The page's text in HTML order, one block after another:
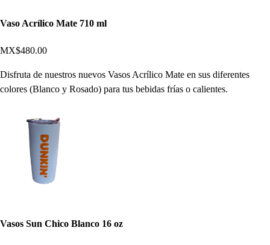
Vaso Acrílico Mate 710 ml
MX$480.00
Disfruta de nuestros nuevos Vasos Acrílico Mate en sus diferentes
colores (Blanco y Rosado) para tus bebidas frías o calientes.
Vasos Sun Chico Blanco 16 oz